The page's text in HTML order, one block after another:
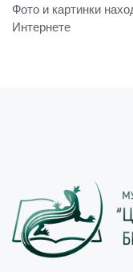
Фото и картинки
Интернете